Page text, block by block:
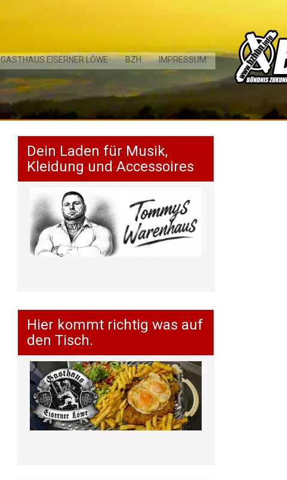
GASTHAUS EISERNER LÖWE BZH IMPRESSUM
Dein Laden für Musik,
Kleidung und Accessoires
Hier kommt richtig was auf
den Tisch.